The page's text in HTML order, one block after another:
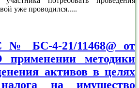
уже проводился.....
БС-4-21/11468@ от
применении методики
активов в целях
на имущество